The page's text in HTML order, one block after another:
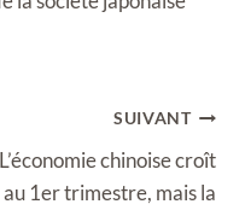
SUIVANT
L’économie chinoise croît
au 1er trimestre, mais la